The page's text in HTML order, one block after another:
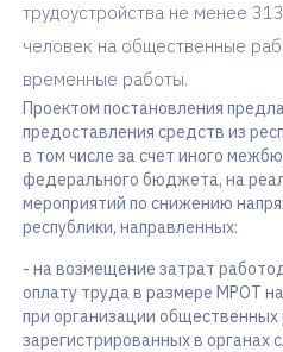
трудоустройства не менее
человек на общественные
временные работы.
Проектом постановления
предоставления средств из
в том числе за счет иного
федерального бюджета, на
мероприятий по снижению
республики, направленных:
- на возмещение затрат
оплату труда в размере МРОТ
при организации
зарегистрированных в органах